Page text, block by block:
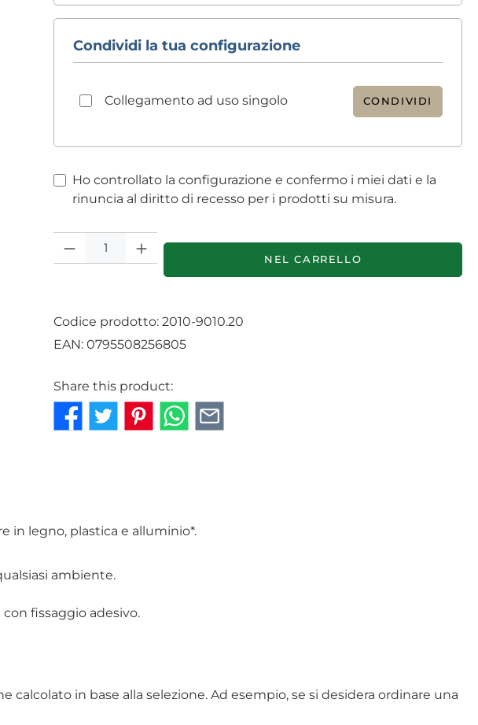
Condividi la tua configurazione
Collegamento ad uso singolo CONDIVIDI
Ho controllato la configurazione e confermo i miei dati e la
rinuncia al diritto di recesso per i prodotti su misura.
Quantità del prodotto: inserisci la quantità desiderata o usa i pulsanti per
NEL CARRELLO
Codice prodotto: 2010-9010.20
EAN: 0795508256805
Share this product:
in legno, plastica e alluminio*.
ambiente.
fissaggio adesivo.
in base alla selezione. Ad esempio, se si desidera ordinare una